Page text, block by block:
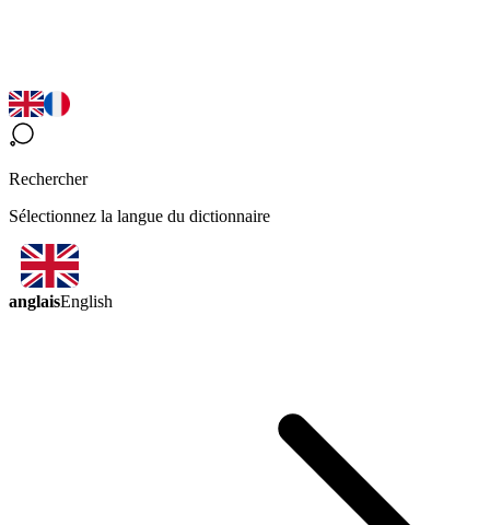
Rechercher
Sélectionnez la langue du dictionnaire
anglaisEnglish